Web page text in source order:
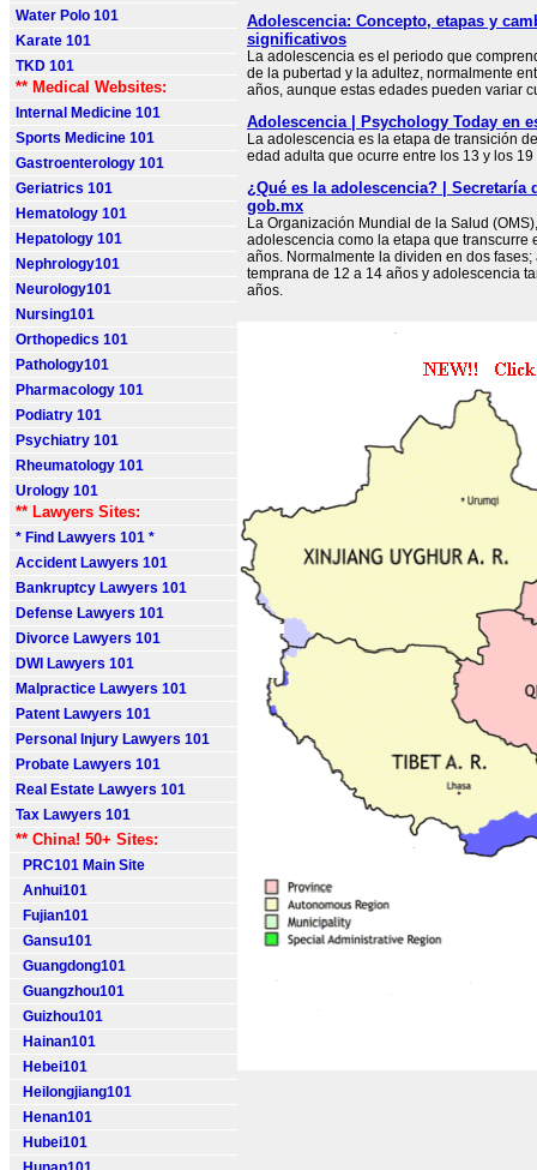
Water Polo 101
Karate 101
TKD 101
** Medical Websites:
Internal Medicine 101
Sports Medicine 101
Gastroenterology 101
Geriatrics 101
Hematology 101
Hepatology 101
Nephrology101
Neurology101
Nursing101
Orthopedics 101
Pathology101
Pharmacology 101
Podiatry 101
Psychiatry 101
Rheumatology 101
Urology 101
** Lawyers Sites:
* Find Lawyers 101 *
Accident Lawyers 101
Bankruptcy Lawyers 101
Defense Lawyers 101
Divorce Lawyers 101
DWI Lawyers 101
Malpractice Lawyers 101
Patent Lawyers 101
Personal Injury Lawyers 101
Probate Lawyers 101
Real Estate Lawyers 101
Tax Lawyers 101
** China! 50+ Sites:
PRC101 Main Site
Anhui101
Fujian101
Gansu101
Guangdong101
Guangzhou101
Guizhou101
Hainan101
Hebei101
Heilongjiang101
Henan101
Hubei101
Adolescencia: Concepto, etapas y
significativos
La adolescencia es el periodo que
de la pubertad y la adultez, normalmente
años, aunque estas edades pueden variar
Adolescencia | Psychology Today en
La adolescencia es la etapa de transición
edad adulta que ocurre entre los 13 y los
¿Qué es la adolescencia? | Secretaría
gob.mx
La Organización Mundial de la Salud
adolescencia como la etapa que transcurre
años. Normalmente la dividen en dos
temprana de 12 a 14 años y adolescencia
años.